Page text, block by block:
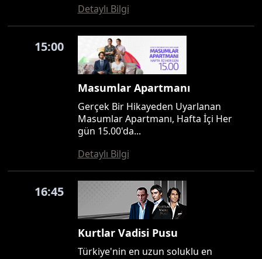
Detaylı Bilgi
15:00
Masumlar Apartmanı
Gerçek Bir Hikayeden Uyarlanan
Masumlar Apartmanı, Hafta İçi Her
gün 15.00'da...
Detaylı Bilgi
16:45
Kurtlar Vadisi Pusu
Türkiye'nin en uzun soluklu en